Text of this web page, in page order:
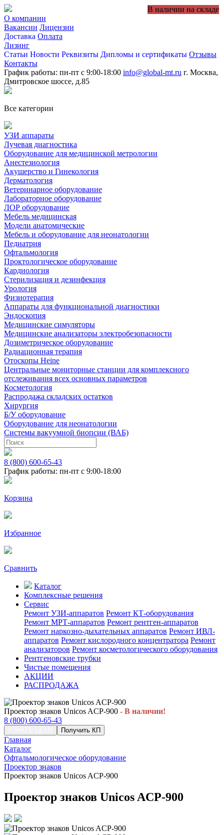
О компании
Вакансии Лицензии
Доставка Оплата
Лизинг
Статьи Новости Реквизиты Дипломы и сертификаты Отзывы
Контакты
График работы: пн-пт с 9:00-18:00 info@global-mt.ru г. Москва,
Дмитровское шоссе, д.85
Все категории
УЗИ аппараты
Лучевая диагностика
Оборудование для медицинской метрологии
Анестезиология
Акушерство и Гинекология
Дерматология
Ветеринарное оборудование
Лабораторное оборудование
ЛОР оборудование
Мебель медицинская
Модели анатомические
Мебель и оборудование для неонатологии
Педиатрия
Офтальмология
Проктологическое оборудование
Кардиология
Стерилизация и дезинфекция
Урология
Физиотерапия
Аппараты для функциональной диагностики
Эндоскопия
Медицинские симуляторы
Медицинские анализаторы электробезопасности
Дозиметрическое оборудование
Радиационная терапия
Отоскопы Heine
Центральные мониторные станции для комплексного
отслеживания всех основных параметров
Косметология
Распродажа складских остатков
Хирургия
Б/У оборудование
Оборудование для неонатологии
Системы вакуумной биопсии (ВАБ)
8 (800) 600-65-43
График работы: пн-пт с 9:00-18:00
Корзина
Избранное
Сравнить
Каталог
Комплексные решения
Сервис
Ремонт УЗИ-аппаратов Ремонт КТ-оборудования
Ремонт МРТ-аппаратов Ремонт рентген-аппаратов
Ремонт наркозно-дыхательных аппаратов Ремонт ИВЛ-
аппаратов Ремонт кислородного концентратора Ремонт
анализаторов Ремонт косметологического оборудования
Рентгеновские трубки
Чистые помещения
АКЦИИ
РАСПРОДАЖА
Проектор знаков Unicos AСР-900 - В наличии!
8 (800) 600-65-43
Получить КП
Главная
Каталог
Офтальмологическое оборудование
Проектор знаков
Проектор знаков Unicos AСР-900
Проектор знаков Unicos AСР-900
В наличии на складе